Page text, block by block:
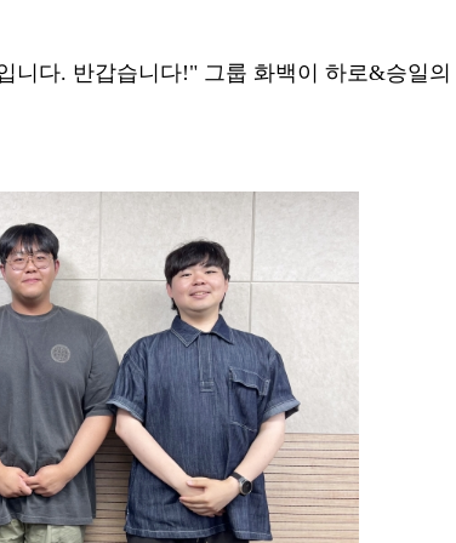
니다. 반갑습니다!" 그룹 화백이 하로&승일의